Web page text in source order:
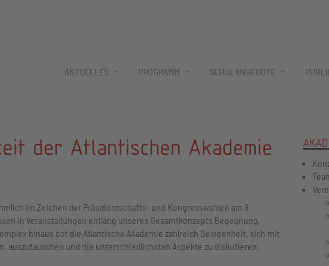
AKTUELLES PROGRAMM SCHULANGEBOTE
der Atlantischen Akademie
im Zeichen der Präsidentschafts- und Kongresswahlen am 8.
in Veranstaltungen entlang unseres Gesamtkonzepts Begegnung,
hinaus bot die Atlantische Akademie zahlreich Gelegenheit, sich mit
auszutauschen und die unterschiedlichsten Aspekte zu diskutieren.